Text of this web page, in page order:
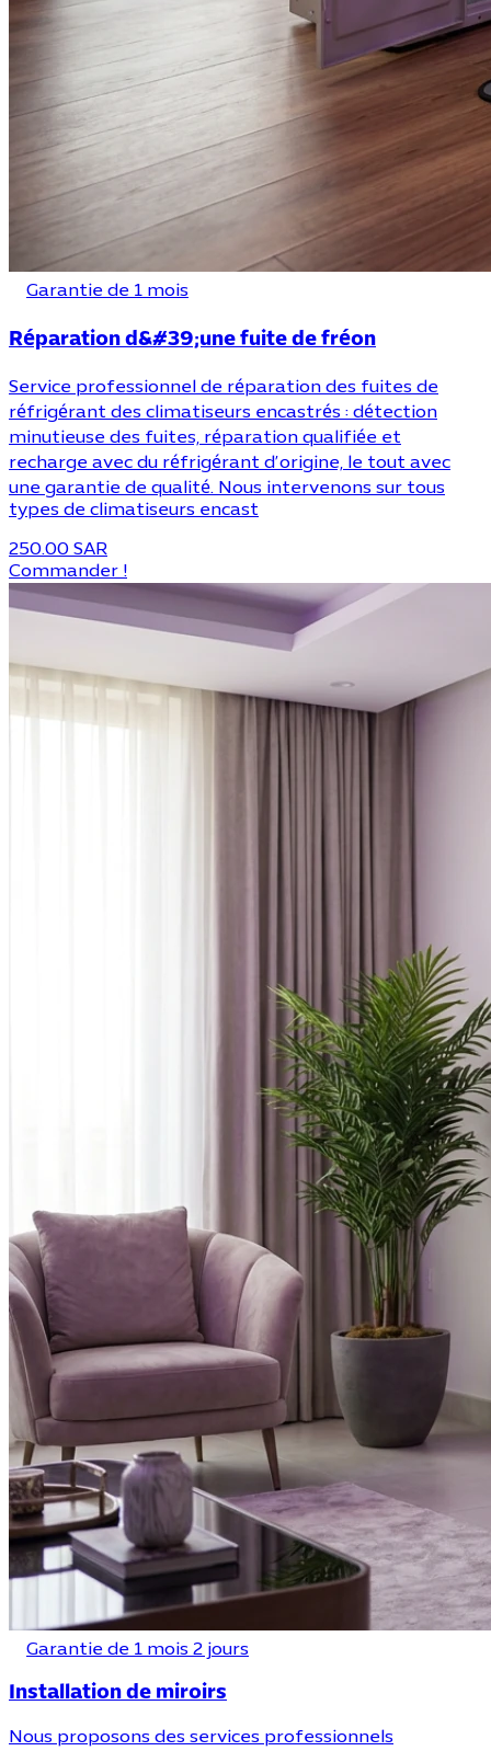
Garantie de 1 mois
Réparation d&#39;une fuite de fréon
Service professionnel de réparation des fuites de
réfrigérant des climatiseurs encastrés : détection
minutieuse des fuites, réparation qualifiée et
recharge avec du réfrigérant d’origine, le tout avec
une garantie de qualité. Nous intervenons sur tous
types de climatiseurs encast
250.00 SAR
Commander !
Garantie de 1 mois 2 jours
Installation de miroirs
Nous proposons des services professionnels